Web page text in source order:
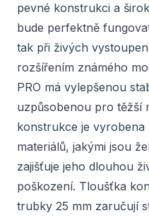
pevné konstrukci a
bude perfektně
tak při živých
rozšířením známého
PRO má vylepšenou
uzpůsobenou pro těžší
konstrukce je
materiálů, jakými jsou
zajišťuje jeho dlouhou
poškození. Tloušťka
trubky 25 mm zaručují